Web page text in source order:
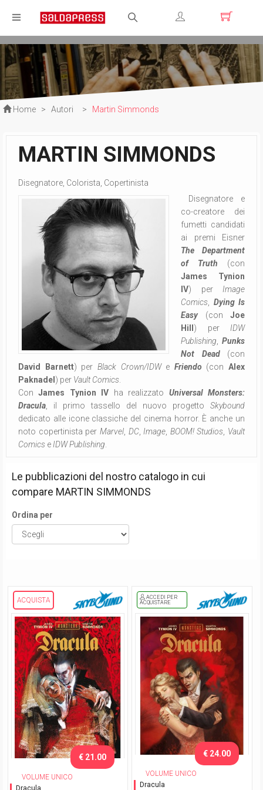
Registrati
Login
Home > Autori > Martin Simmonds
MARTIN SIMMONDS
Disegnatore, Colorista, Copertinista
Disegnatore e
co-creatore dei
fumetti candidati
ai premi Eisner
The Department
of Truth (con
James Tynion
IV) per Image
Comics
Dying Is
Easy(con Joe
Hill ) per IDW
Publishing
Punks
Not Dead(con
David Barnett) per Black Crown/IDWe Friendo(con Alex
Paknadel ) per Vault Comics
ConJames Tynion IV ha realizzato Universal Monsters:
Dracula , il primo tassello del nuovo progetto Skybound
dedicato alle icone classiche del cinema horror. È anche un
noto copertinista per Marvel, DC, Image BOOM! Studios Vault
Comics e IDW Publishing
Le pubblicazioni del nostro catalogo in cui
compare MARTIN SIMMONDS
Ordina per
ACQUISTA
VOLUME UNICO
Dracula
€ 21.00
ACCEDI PER
ACQUISTARE
VOLUME UNICO
Dracula
€ 24.00